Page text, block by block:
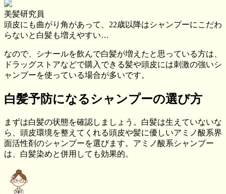
美髪研究員
頭皮にも曲がり角があって、22歳以降はシャンプーにこだわ
らないと白髪も増えやすい…
なので、
シナールを飲んで白髪が増えたと思っている方は、
ドラッグストアなどで購入できる髪や頭皮には刺激の強いシ
ャンプーを使っている場合が多いです。
白髪予防になるシャンプーの選び方
まずは白髪の状態を確認しましょう。白髪は生えていないな
ら、頭皮環境を整えてくれる頭皮や髪に優しいアミノ酸系界
面活性剤のシャンプーを選びます。アミノ酸系シャンプー
は、白髪染めと併用しても効果的。